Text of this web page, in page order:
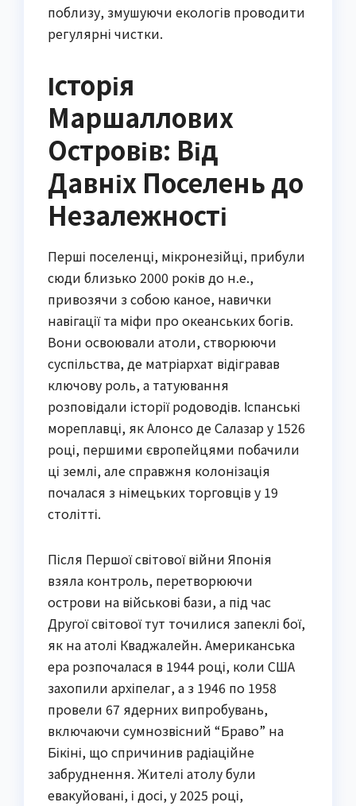
поблизу, змушуючи екологів проводити
регулярні чистки.
Історія
Маршаллових
Островів: Від
Давніх Поселень до
Незалежності
Перші поселенці, мікронезійці, прибули
сюди близько 2000 років до н.е.,
привозячи з собою каное, навички
навігації та міфи про океанських богів.
Вони освоювали атоли, створюючи
суспільства, де матріархат відігравав
ключову роль, а татуювання
розповідали історії родоводів. Іспанські
мореплавці, як Алонсо де Салазар у 1526
році, першими європейцями побачили
ці землі, але справжня колонізація
почалася з німецьких торговців у 19
столітті.
Після Першої світової війни Японія
взяла контроль, перетворюючи
острови на військові бази, а під час
Другої світової тут точилися запеклі бої,
як на атолі Кваджалейн. Американська
ера розпочалася в 1944 році, коли США
захопили архіпелаг, а з 1946 по 1958
провели 67 ядерних випробувань,
включаючи сумнозвісний “Браво” на
Бікіні, що спричинив радіаційне
забруднення. Жителі атолу були
евакуйовані, і досі, у 2025 році,